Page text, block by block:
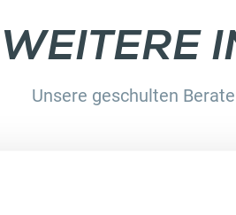
WEITERE
Unsere geschulten